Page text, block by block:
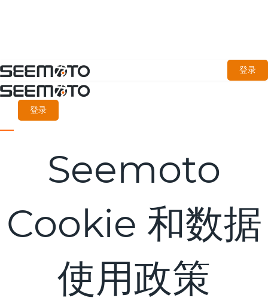
跳
至
要
登录
登录
Seemoto
Cookie 和数据
使用政策